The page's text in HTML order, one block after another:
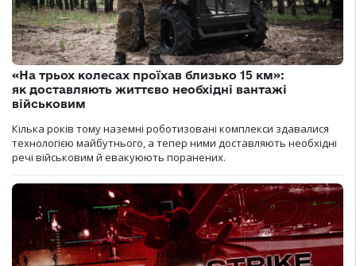
«На трьох колесах проїхав близько 15 км»:
як доставляють життєво необхідні вантажі
військовим
Кілька років тому наземні роботизовані комплекси здавалися
технологією майбутнього, а тепер ними доставляють необхідні
речі військовим й евакуюють поранених.